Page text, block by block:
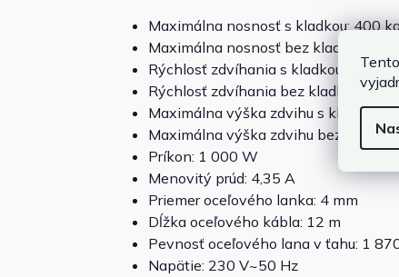
Maximálna nosnosť s kladkou: 400
Maximálna nosnosť bez kladky: 200
Rýchlosť zdvíhania s kladkou: 4 m/min
Rýchlosť zdvíhania bez kladky: 8 m/
Maximálna výška zdvihu s kladkou: 6
Maximálna výška zdvihu bez kladky:
Príkon: 1 000 W
Menovitý prúd: 4,35 A
Priemer oceľového lanka: 4 mm
Dĺžka oceľového kábla: 12 m
Pevnosť oceľového lana v ťahu: 1
Napätie: 230 V~50 Hz